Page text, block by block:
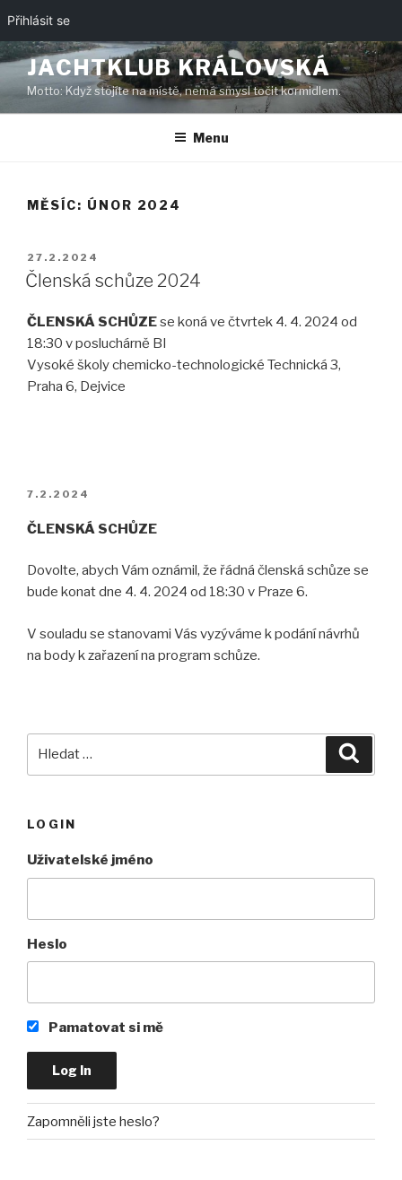
Přihlásit se
Přejít
obsahu
webu
JACHTKLUB KRÁLOVSKÁ
Motto: Když stojíte na místě, nemá smysl točit kormidlem.
Menu
MĚSÍC: ÚNOR 2024
PUBLIKOVÁNO
27.2.2024
Členská schůze 2024
ČLENSKÁ SCHŮZEse koná ve čtvrtek 4. 4. 2024 od
18:30 v posluchárně BI
Vysoké školy chemicko-technologické Technická 3,
Praha 6, Dejvice
PUBLIKOVÁNO
7.2.2024
ČLENSKÁ SCHŮZE
Dovolte, abych Vám oznámil, že řádná členská schůze se
bude konat dne 4. 4. 2024 od 18:30 v Praze 6.
V souladu se stanovami Vás vyzýváme k podání návrhů
na body k zařazení na program schůze.
LOGIN
Uživatelské jméno
Heslo
Pamatovat si mě
Zapomněli jste heslo?